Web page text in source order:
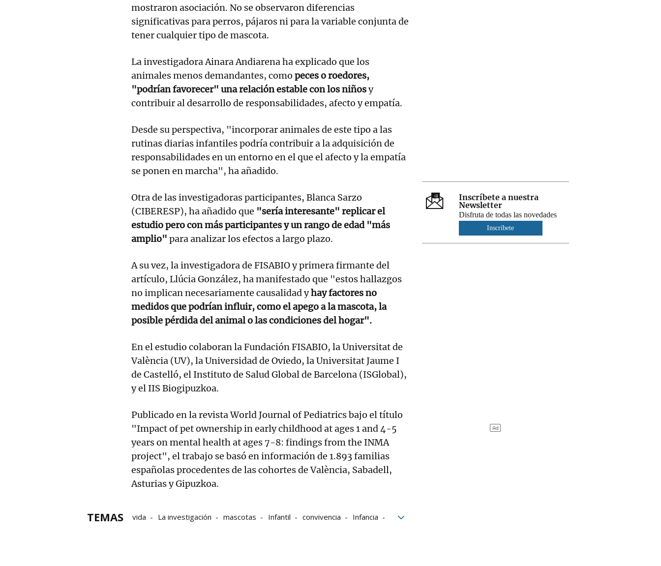
mostraron asociación. No se observaron diferencias
significativas para perros, pájaros ni para la variable conjunta de
tener cualquier tipo de mascota.
La investigadora Ainara Andiarena ha explicado que los
animales menos demandantes, como peces o roedores,
"podrían favorecer" una relación estable con los niñosy
contribuir al desarrollo de responsabilidades, afecto y empatía.
Desde su perspectiva, "incorporar animales de este tipo a las
rutinas diarias infantiles podría contribuir a la adquisición de
responsabilidades en un entorno en el que el afecto y la empatía
se ponen en marcha", ha añadido.
Otra de las investigadoras participantes, Blanca Sarzo
(CIBERESP), ha añadido que "sería interesante" replicar el
estudio pero con más participantes y un rango de edad "más
amplio" para analizar los efectos a largo plazo.
A su vez, la investigadora de FISABIO y primera firmante del
artículo, Llúcia González, ha manifestado que "estos hallazgos
no implican necesariamente causalidad yhay factores no
medidos que podrían influir, como el apego a la mascota, la
posible pérdida del animal o las condiciones del hogar".
En el estudio colaboran la Fundación FISABIO, la Universitat de
València (UV), la Universidad de Oviedo, la Universitat Jaume I
de Castelló, el Instituto de Salud Global de Barcelona (ISGlobal),
y el IIS Biogipuzkoa.
Publicado en la revista World Journal of Pediatrics bajo el título
"Impact of pet ownership in early childhood at ages 1 and 4-5
years on mental health at ages 7-8: findings from the INMA
project", el trabajo se basó en información de 1.893 familias
españolas procedentes de las cohortes de València, Sabadell,
Asturias y Gipuzkoa.
TEMAS vida La investigación mascotas Infantil convivencia
Infancia
Inscríbete a nuestra
Newsletter
Disfruta de todas las novedades
Inscríbete